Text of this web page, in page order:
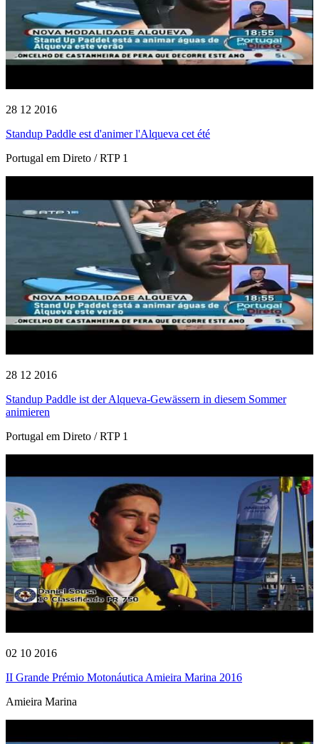
28 12 2016
Standup Paddle est d'animer l'Alqueva cet été
Portugal em Direto / RTP 1
28 12 2016
Standup Paddle ist der Alqueva-Gewässern in diesem Sommer
animieren
Portugal em Direto / RTP 1
02 10 2016
II Grande Prémio Motonáutica Amieira Marina 2016
Amieira Marina